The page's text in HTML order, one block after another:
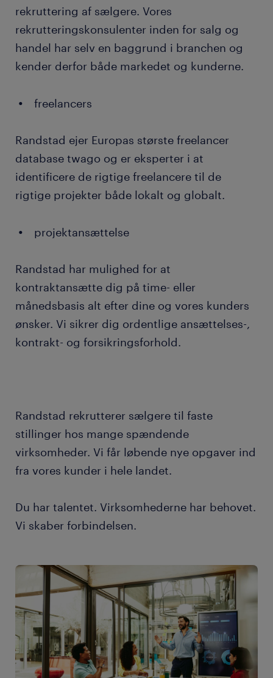
rekruttering af sælgere. Vores
rekrutteringskonsulenter inden for salg og
handel har selv en baggrund i branchen og
kender derfor både markedet og kunderne.
freelancers
Randstad ejer Europas største freelancer
database twago og er eksperter i at
identificere de rigtige freelancere til de
rigtige projekter både lokalt og globalt.
projektansættelse
Randstad har mulighed for at
kontraktansætte dig på time- eller
månedsbasis alt efter dine og vores kunders
ønsker. Vi sikrer dig ordentlige ansættelses-,
kontrakt- og forsikringsforhold.
Randstad rekrutterer sælgere til faste
stillinger hos mange spændende
virksomheder. Vi får løbende nye opgaver ind
fra vores kunder i hele landet.
Du har talentet. Virksomhederne har behovet.
Vi skaber forbindelsen.